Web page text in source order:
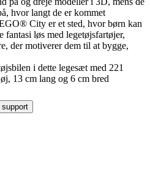
hvor langt de er kommet
City er et sted, hvor børn kan
fantasi løs med legetøjsfartøjer,
der motiverer dem til at bygge,
i dette legesæt med 221
13 cm lang og 6 cm bred
support